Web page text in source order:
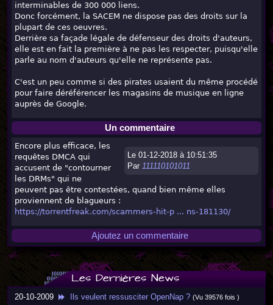
interminables de 300 000 liens.
Donc forcément, la SACEM ne dispose pas des droits sur la
plupart de ces oeuvres.
Derrière sa façade légale de défenseur des droits d'auteurs,
elle est en fait la première à ne pas les respecter, puisqu'elle
parle au nom d'auteurs qu'elle ne représente pas.
C'est un peu comme si des pirates usaient du même procédé
pour faire déréférencer les magasins de musique en ligne
auprès de Google.
Un commentaire
Le 01-12-2018 à 10:51:35
Par 111110101011
Encore plus efficace, les
requêtes DMCA qui
accusent de "contourner
les DRMs" qui ne
peuvent pas être contestées, quand bien même elles
proviennent de blagueurs :
https://torrentfreak.com/scammers-hit-p ... ns-181130/
Ajoutez un commentaire
Les Dernières News
20-10-2009 Ils veulent ressusciter OpenNap ? (Vu 39576 fois )